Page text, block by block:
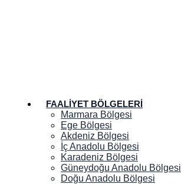
FAALIYET BÖLGELERI
Marmara Bölgesi
Ege Bölgesi
Akdeniz Bölgesi
İç Anadolu Bölgesi
Karadeniz Bölgesi
Güneydoğu Anadolu Bölgesi
Doğu Anadolu Bölgesi